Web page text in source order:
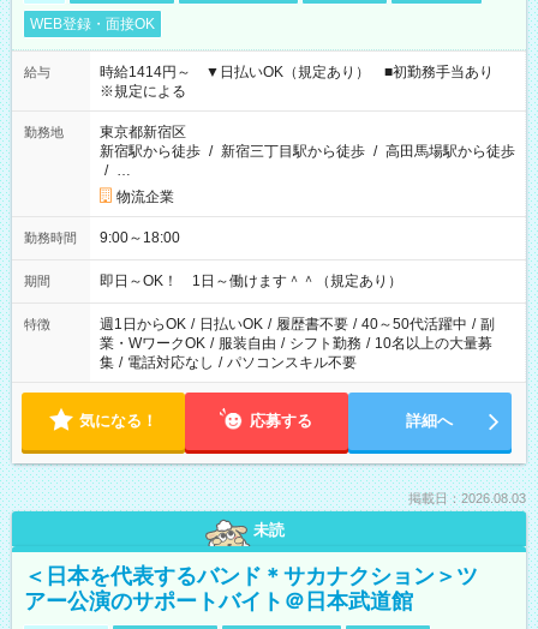
WEB登録・面接OK
給与
時給1414円～ ▼日払いOK（規定あり） ■初勤務手当あり
※規定による
勤務地
東京都新宿区
新宿駅から徒歩 / 新宿三丁目駅から徒歩 / 高田馬場駅から徒歩
/ …
物流企業
勤務時間 9:00～18:00
期間 即日～OK！ 1日～働けます＾＾（規定あり）
特徴 週1日からOK / 日払いOK / 履歴書不要 / 40～50代活躍中 / 副
業・WワークOK / 服装自由 / シフト勤務 / 10名以上の大量募
集 / 電話対応なし / パソコンスキル不要
気になる！ 応募する 詳細へ
掲載日：2026.08.03
未読
＜日本を代表するバンド＊サカナクション＞ツ
アー公演のサポートバイト＠日本武道館